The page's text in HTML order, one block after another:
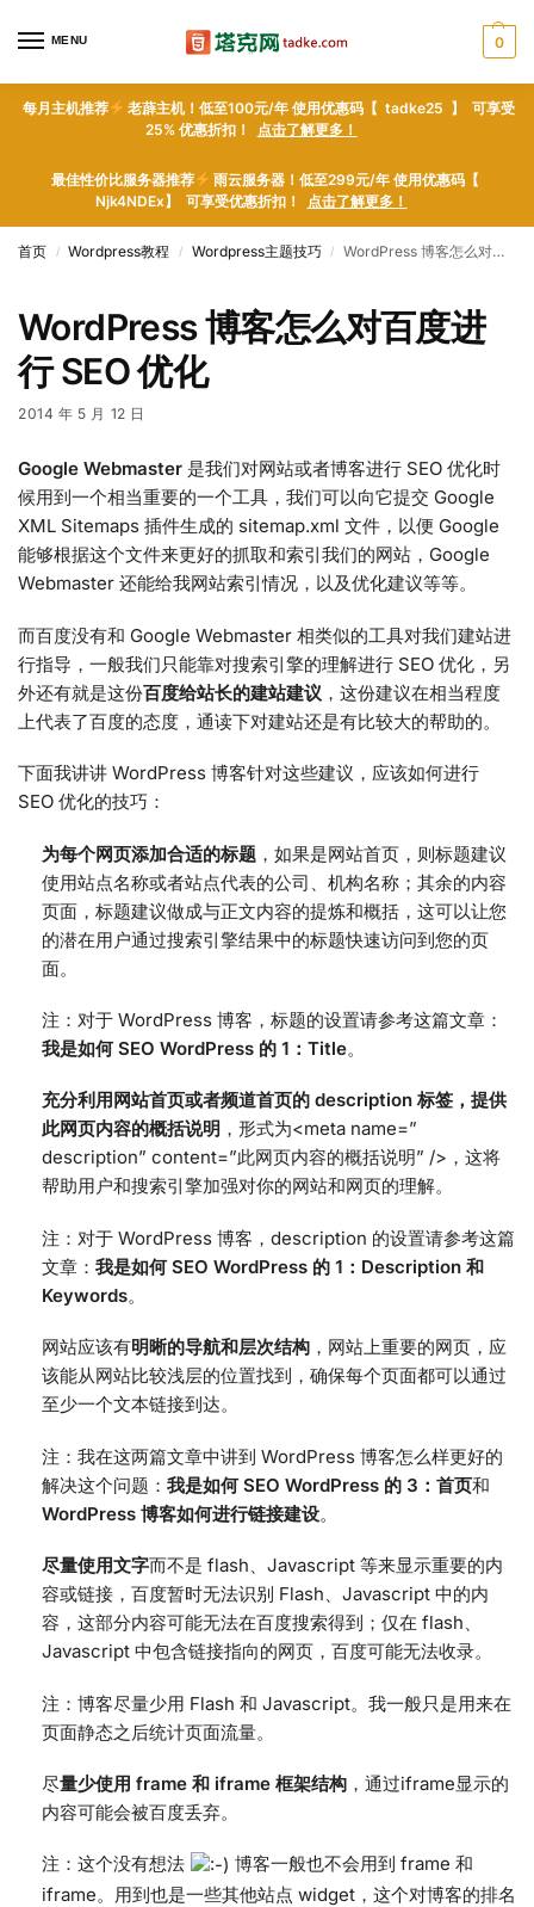
MENU 0
每月主机推荐
老薜主机！低至100元/年 使用优惠码【 tadke25 】 可享受
25% 优惠折扣！ 点击了解更多！
最佳性价比服务器推荐
雨云服务器！低至299元/年 使用优惠码【
Njk4NDEx】 可享受优惠折扣！ 点击了解更多！
首页 / Wordpress教程 / Wordpress主题技巧 / WordPress 博客怎么对百度进行 SEO 优化
WordPress 博客怎么对百度进
行 SEO 优化
2014 年 5 月 12 日
Google Webmaster 是我们对网站或者博客进行 SEO 优化时
候用到一个相当重要的一个工具，我们可以向它提交 Google
XML Sitemaps 插件生成的 sitemap.xml 文件，以便 Google
能够根据这个文件来更好的抓取和索引我们的网站，Google
Webmaster 还能给我网站索引情况，以及优化建议等等。
而百度没有和 Google Webmaster 相类似的工具对我们建站进
行指导，一般我们只能靠对搜索引擎的理解进行 SEO 优化，另
外还有就是这份百度给站长的建站建议 ，这份建议在相当程度
上代表了百度的态度，通读下对建站还是有比较大的帮助的。
下面我讲讲 WordPress 博客针对这些建议，应该如何进行
SEO 优化的技巧：
为每个网页添加合适的标题 ，如果是网站首页，则标题建议
使用站点名称或者站点代表的公司、机构名称；其余的内容
页面，标题建议做成与正文内容的提炼和概括，这可以让您
的潜在用户通过搜索引擎结果中的标题快速访问到您的页
面。
注：对于 WordPress 博客，标题的设置请参考这篇文章：
我是如何 SEO WordPress 的 1：Title。
充分利用网站首页或者频道首页的 description 标签，提供
此网页内容的概括说明 ，形式为<meta name=”
description” content=”此网页内容的概括说明” />，这将
帮助用户和搜索引擎加强对你的网站和网页的理解。
注：对于 WordPress 博客，description 的设置请参考这篇
文章： 我是如何 SEO WordPress 的 1：Description 和
Keywords。
网站应该有明晰的导航和层次结构 ，网站上重要的网页，应
该能从网站比较浅层的位置找到，确保每个页面都可以通过
至少一个文本链接到达。
注：我在这两篇文章中讲到 WordPress 博客怎么样更好的
解决这个问题： 我是如何 SEO WordPress 的 3：首页和
WordPress 博客如何进行链接建设。
尽量使用文字而不是 flash、Javascript 等来显示重要的内
容或链接，百度暂时无法识别 Flash、Javascript 中的内
容，这部分内容可能无法在百度搜索得到；仅在 flash、
Javascript 中包含链接指向的网页，百度可能无法收录。
注：博客尽量少用 Flash 和 Javascript。我一般只是用来在
页面静态之后统计页面流量。
尽量少使用 frame 和 iframe 框架结构 ，通过iframe显示的
内容可能会被百度丢弃。
注：这个没有想法
博客一般也不会用到 frame 和
iframe。用到也是一些其他站点 widget，这个对博客的排名